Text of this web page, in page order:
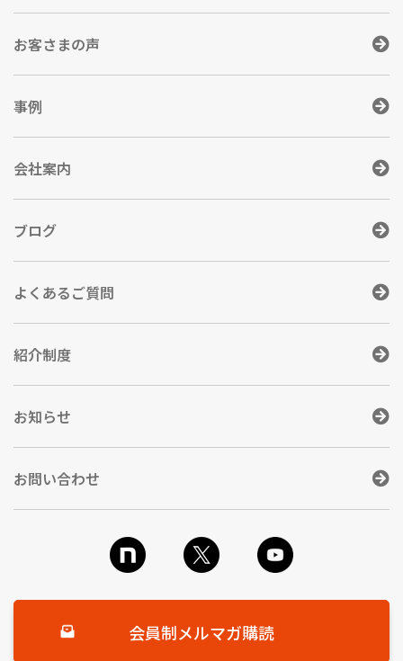
お客さまの声
事例
会社案内
ブログ
よくあるご質問
紹介制度
お知らせ
お問い合わせ
会員制メルマガ購読